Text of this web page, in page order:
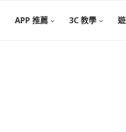
APP 推薦 3C 教學